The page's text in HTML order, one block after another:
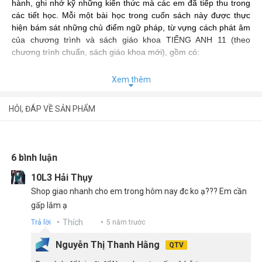
hành, ghi nhớ kỹ những kiến thức mà các em đã tiếp thu trong
các tiết học. Mỗi một bài học trong cuốn sách này được thực
hiện bám sát những chủ điểm ngữ pháp, từ vựng cách phát âm
của chương trình và sách giáo khoa TIẾNG ANH 11 (theo
chương trình chuẩn, sách giáo khoa mới), gồm có:
Cung cấp từ vựng cán thiết theo chủ đẻ của
mỗi bài học theo chương trình lớp 11, với khán giải nghĩa và ví
dụ. Đồng thời, có phần Vocabulary Exercise giúp các bạn học
sinh hiểu cách dùng từ và ghi nhớ ca đình từ một cách dễ dàng.
Xem thêm
HỎI, ĐÁP VỀ SẢN PHẨM
6 bình luận
10L3 Hải Thụy
Shop giao nhanh cho em trong hôm nay đc ko ạ??? Em cần
gấp lắm ạ
Trả lời Thích 5 năm trước
Nguyễn Thị Thanh Hằng QTV